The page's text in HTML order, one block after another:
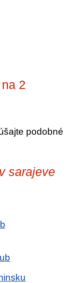
2
podobné
sarajeve